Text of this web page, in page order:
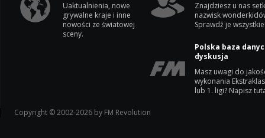
Uaktualnienia, nowe
grywalne kraje i inne
nowości ze światowej
sceny.
Znajdziesz u nas
nazwisk
Sprawdź je
Polska baza
dyskusja
Masz uwagi do
wykonania
lub 1. ligi? Napisz
Copyright © 2002-2026 by FM Revolution